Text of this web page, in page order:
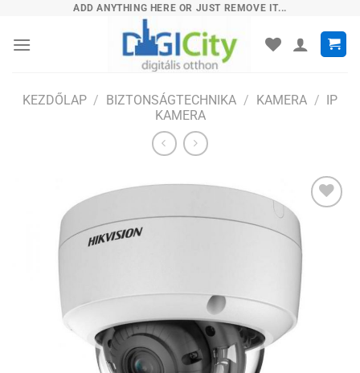
content
ADD ANYTHING HERE OR JUST REMOVE IT...
KEZDŐLAP / BIZTONSÁGTECHNIKA / KAMERA / IP
KAMERA
Hozzáadás
a